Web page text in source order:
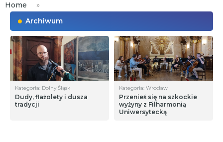
Home
»
Archiwum
Kategoria: Dolny Śląsk
Dudy, flażolety i dusza
tradycji
Kategoria: Wrocław
Przenieś się na szkockie
wyżyny z Filharmonią
Uniwersytecką